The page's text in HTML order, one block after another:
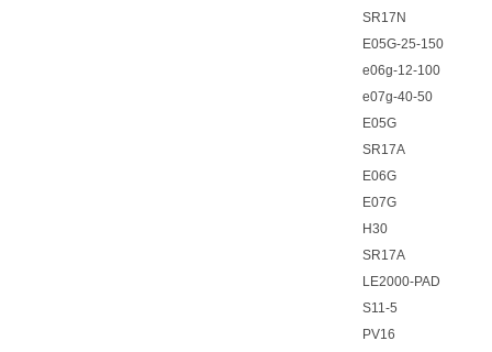
SR17N
E05G-25-150
e06g-12-100
e07g-40-50
E05G
SR17A
E06G
E07G
H30
SR17A
LE2000-PAD
S11-5
PV16